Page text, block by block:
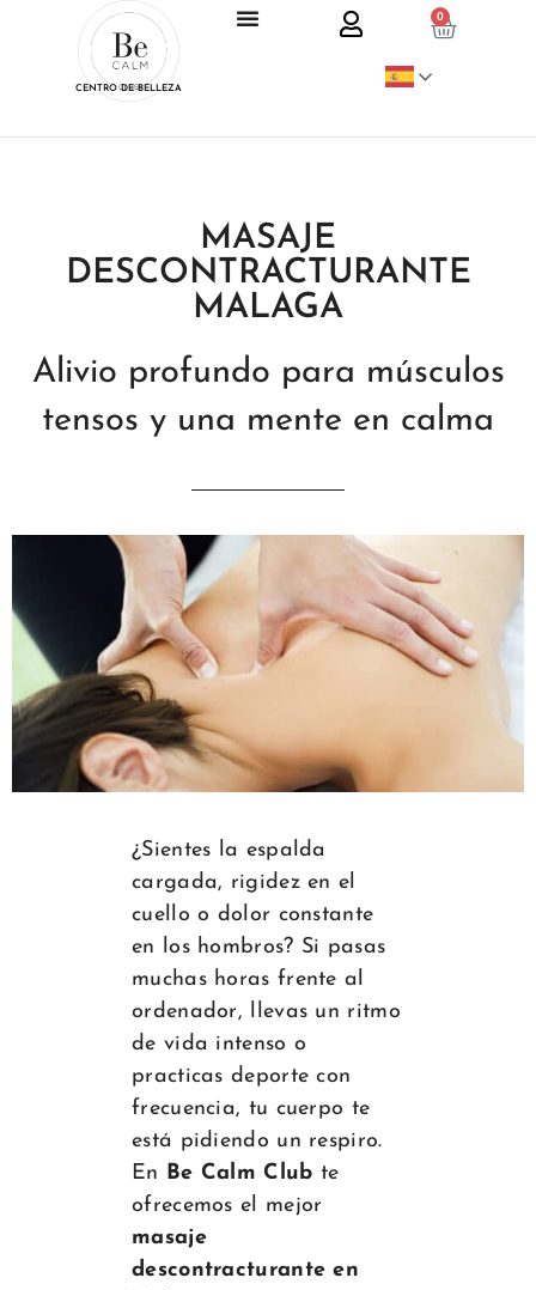
CENTRO DE BELLEZA
0
MASAJE
DESCONTRACTURANTE
MALAGA
Alivio profundo para músculos
tensos y una mente en calma
¿Sientes la espalda
cargada, rigidez en el
cuello o dolor constante
en los hombros? Si pasas
muchas horas frente al
ordenador, llevas un ritmo
de vida intenso o
practicas deporte con
frecuencia, tu cuerpo te
está pidiendo un respiro.
En Be Calm Club te
ofrecemos el mejor
masaje
descontracturante en